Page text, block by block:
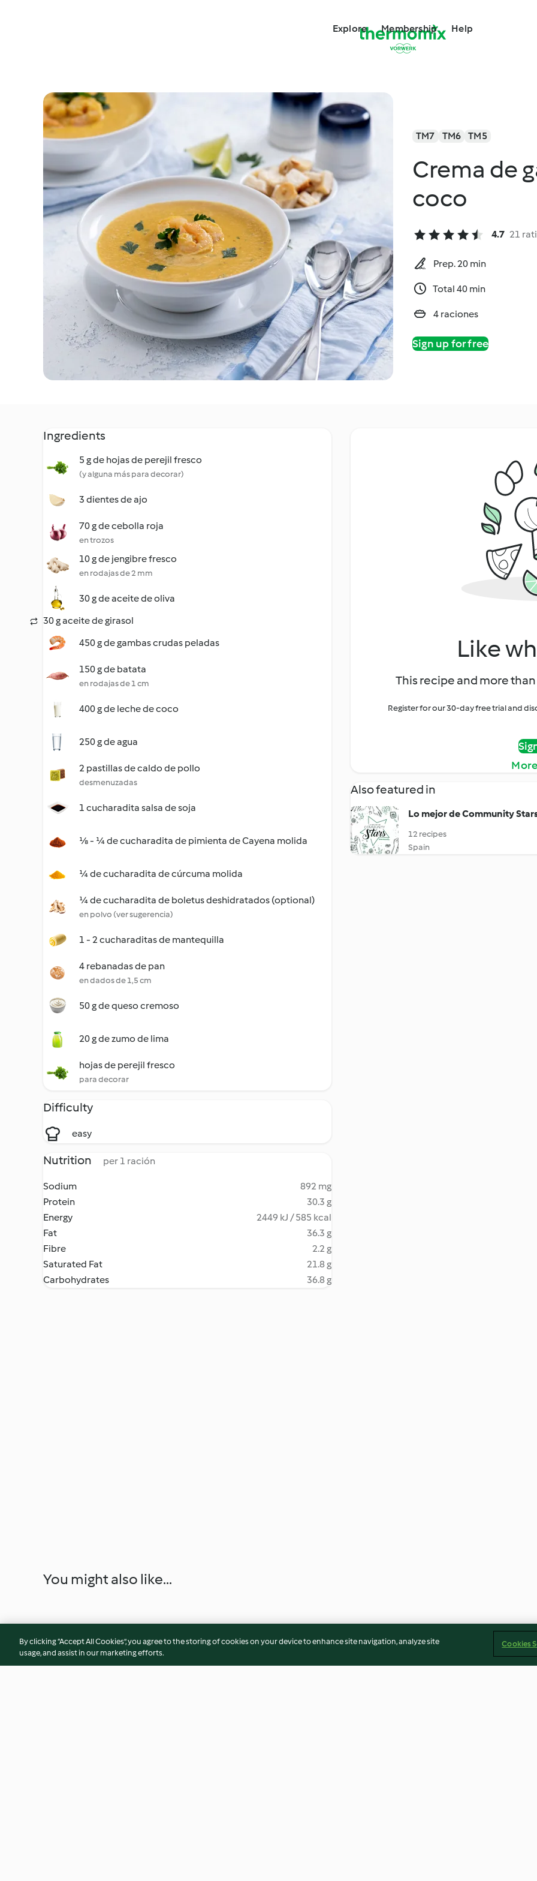
Explore Membership Help
TM7 TM6 TM5
Crema de
coco
4.7 21
Prep. 20 min
Total 40 min
4 raciones
Sign up for free
Ingredients
5 g de hojas de perejil fresco
(y alguna más para decorar)
3 dientes de ajo
70 g de cebolla roja
en trozos
10 g de jengibre fresco
en rodajas de 2 mm
30 g de aceite de oliva
30 g aceite de girasol
450 g de gambas crudas peladas
150 g de batata
en rodajas de 1 cm
400 g de leche de coco
250 g de agua
2 pastillas de caldo de pollo
desmenuzadas
1 cucharadita salsa de soja
⅛ - ¼ de cucharadita de pimienta de Cayena molida
¼ de cucharadita de cúrcuma molida
¼ de cucharadita de boletus deshidratados (optional)
en polvo (ver sugerencia)
1 - 2 cucharaditas de mantequilla
4 rebanadas de pan
en dados de 1,5 cm
50 g de queso cremoso
20 g de zumo de lima
hojas de perejil fresco
para decorar
Difficulty
easy
Nutrition per 1 ración
Sodium
892 mg
Protein
30.3 g
Energy
2449 kJ / 585 kcal
Fat
36.3 g
Fibre
2.2 g
Saturated Fat
21.8 g
Carbohydrates
36.8 g
Like
This recipe and more
Register for our 30-day free trial and
Also featured in
Lo mejor de Community
12 recipes
Spain
You might also like...
By clicking “Accept All Cookies”, you agree to the storing of cookies on your device to enhance site navigation, analyze site
usage, and assist in our marketing efforts.
Cookies